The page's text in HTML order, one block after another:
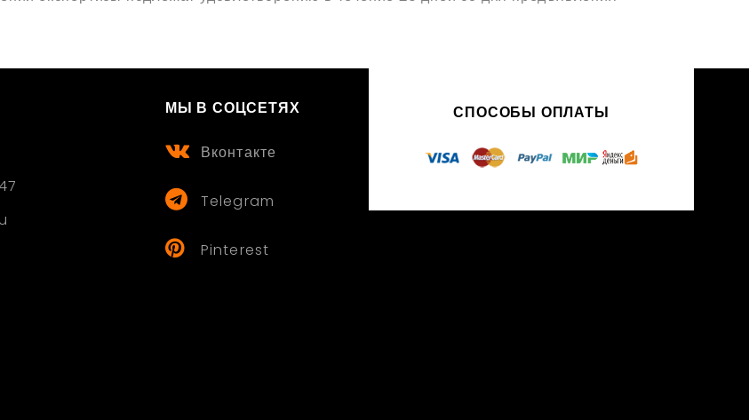
МЫ В СОЦСЕТЯХ
Вконтакте
Telegram
Pinterest
СПОСОБЫ ОПЛАТЫ